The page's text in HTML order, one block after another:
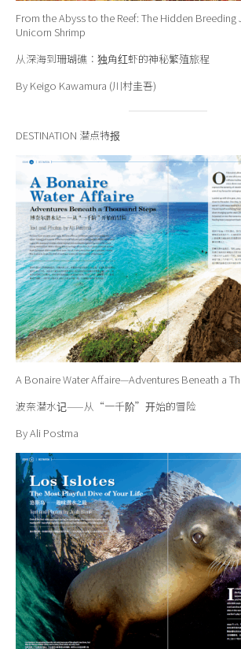
From the Abyss to the Reef: The Hidden
Unicorn Shrimp
从深海到珊瑚礁：独角红虾的神秘繁殖旅程
By Keigo Kawamura (川村圭吾)
DESTINATION 潜点特报
A Bonaire Water Affaire—Adventures Beneath a
波奈潜水记——从“一千阶”开始的冒险
By Ali Postma